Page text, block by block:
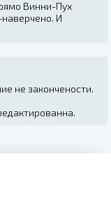
Винни-Пух
И
не закончености.